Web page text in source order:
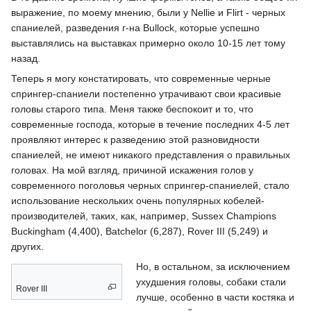
выражение, по моему мнению, были у Nellie и Flirt - черных
спаниелей, разведения г-на Bullock, которые успешно
выставлялись на выставках примерно около 10-15 лет тому
назад.
Теперь я могу констатировать, что современные черные
спрингер-спаниели постепенно утрачивают свои красивые
головы старого типа. Меня также беспокоит и то, что
современные господа, которые в течение последних 4-5 лет
проявляют интерес к разведению этой разновидности
спаниелей, не имеют никакого представления о правильных
головах. На мой взгляд, причиной искажения голов у
современного поголовья черных спрингер-спаниелей, стало
использование нескольких очень популярных кобелей-
производителей, таких, как, например, Sussex Champions
Buckingham (4,400), Batchelor (6,287), Rover III (5,249) и
других.
Rover III
Но, в остальном, за исключением
ухудшения головы, собаки стали
лучше, особенно в части костяка и